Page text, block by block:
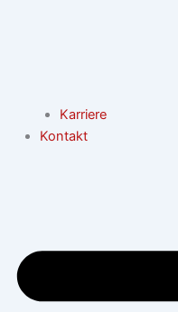
Karriere
Kontakt